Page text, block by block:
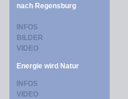
nach Regensburg
INFOS
BILDER
VIDEO
Energie wird Natur
INFOS
VIDEO